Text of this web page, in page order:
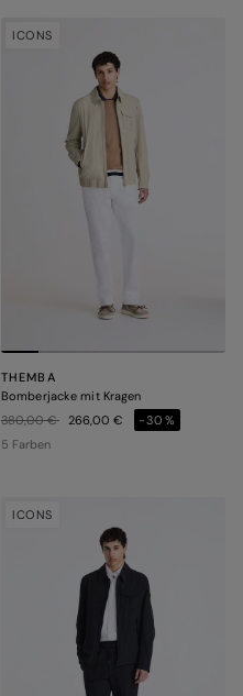
ICONS
THEMBA
Bomberjacke mit Kragen
Preis reduziert von
380,00 €auf266,00 €
-30%
5 Farben
ICONS